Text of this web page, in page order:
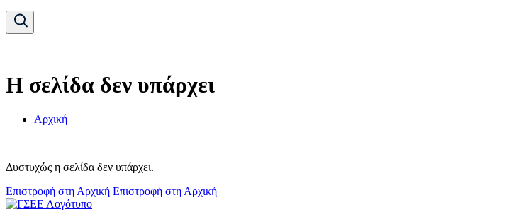
Η σελίδα δεν υπάρχει
Αρχική
Δυστυχώς η σελίδα δεν υπάρχει.
Επιστροφή στη Αρχική Επιστροφή στη Αρχική